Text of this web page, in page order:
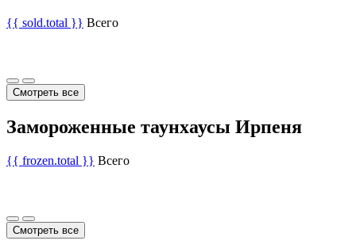
{{ sold.total }} Всего
Смотреть все
Замороженные таунхаусы Ирпеня
{{ frozen.total }} Всего
Смотреть все